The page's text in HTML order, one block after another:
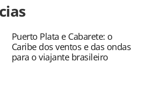
aviacao/pesquisas-e-
autoridade-inglesa-pede-politicas-
ou as
na página. Todo o conteúdo
Editora é protegido pela
sobre direito autoral. Não reproduza o
Puerto Plata e Cabarete: o
Caribe dos ventos e das ondas
para o viajante brasileiro